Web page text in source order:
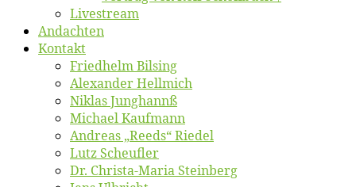
Live­stream
An­dach­ten
Kon­takt
Fried­helm Bilsing
Alex­an­der Hellmich
Ni­klas Junghannß
Mi­cha­el Kaufmann
An­dre­as „Reeds“ Riedel
Lutz Scheuf­ler
Dr. Chris­­ta-Ma­ria Steinberg